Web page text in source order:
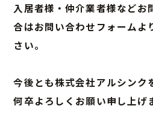
入居者様・仲介業者様などお
合はお問い合わせフォームよ
さい。
今後とも株式会社アルシンク
何卒よろしくお願い申し上げ